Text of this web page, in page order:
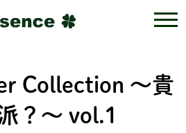
Collection ～貴
？～ vol.1